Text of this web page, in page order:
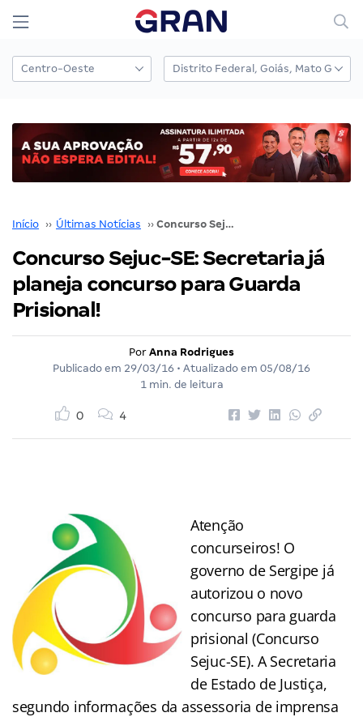
Início ›› Últimas Notícias ›› Concurso Sejuc-SE: Secretaria já planeja concurso para Guarda Prisional!
Concurso Sejuc-SE: Secretaria já
planeja concurso para Guarda
Prisional!
Por Anna Rodrigues
Publicado em 29/03/16 • Atualizado em 05/08/16
1 min. de leitura
0 4
Atenção
concurseiros! O
governo de Sergipe já
autorizou o novo
concurso para guarda
prisional (Concurso
Sejuc-SE). A Secretaria
de Estado de Justiça,
segundo informações da assessoria de imprensa